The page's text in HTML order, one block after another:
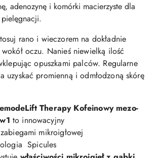
adenozynę i komórki macierzyste dla
rano i wieczorem na dokładnie
oczu. Nanieś niewielką ilość
opuszkami palców. Regularne
uzyskać promienną i odmłodzoną skórę
TherapyKofeinowy mezo-
to innowacyjny
mikroigłowej
Spicules